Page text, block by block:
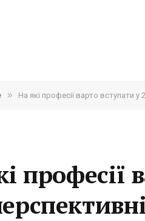
» На які професії варто вступати у
професії